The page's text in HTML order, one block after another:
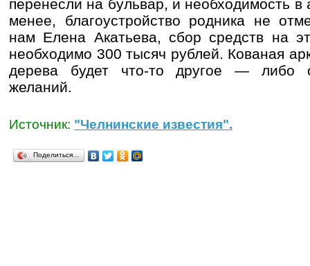
перенесли на бульвар, и необходимость
менее, благоустройство родника не
нам Елена Акатьева, сбор средств на
необходимо 300 тысяч рублей. Кованая
дерева будет что-то другое — либо
желаний.
Источник: "Челнинские известия".
Поделиться…